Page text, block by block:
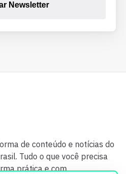
Newsletter
de conteúdo e notícias do
Tudo o que você precisa
prática e com